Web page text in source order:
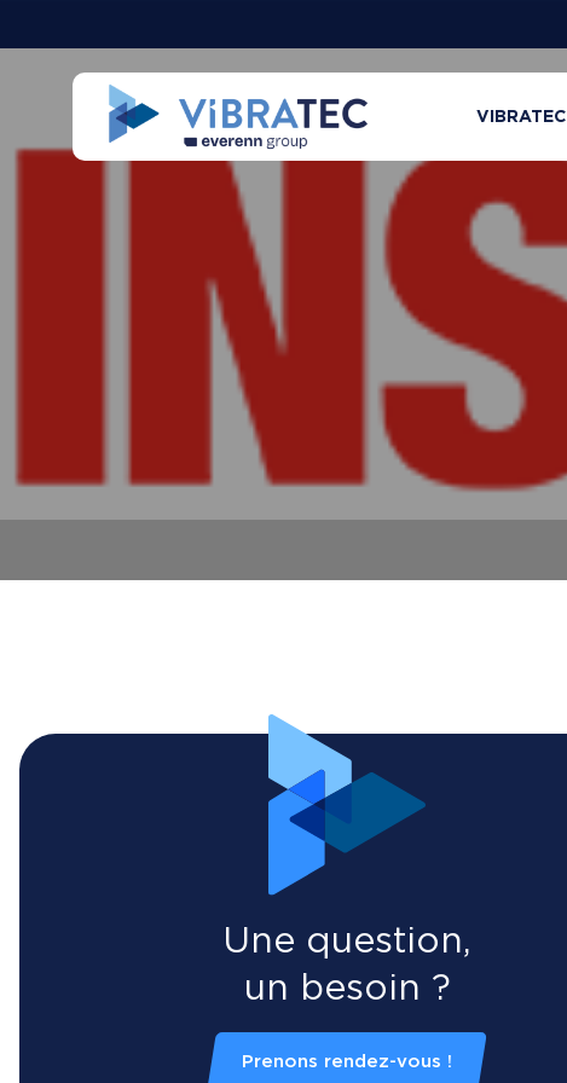
VIBRATEC
Une question,
un besoin ?
Prenons rendez-vous !